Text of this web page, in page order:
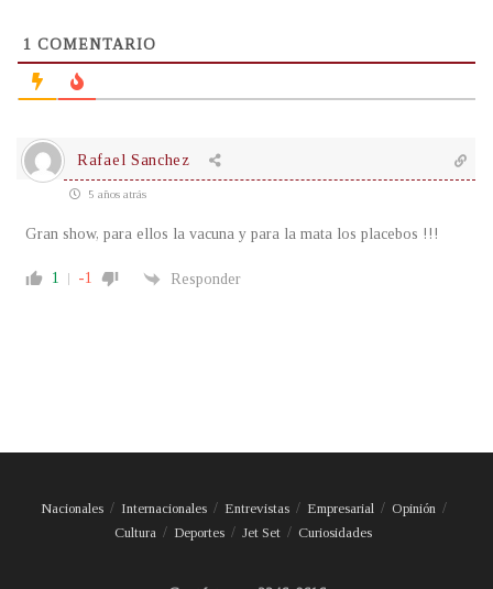
1 COMENTARIO
Rafael Sanchez
5 años atrás
Gran show, para ellos la vacuna y para la mata los placebos !!!
1 -1 Responder
Nacionales Internacionales Entrevistas Empresarial
Opinión
Cultura
Deportes Jet Set Curiosidades